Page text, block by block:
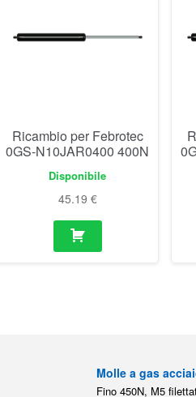
Ricambio per Febrotec
0GS-N10JAR0400 400N
Disponibile
45.19 €
Molle a gas
Fino 450N, M5